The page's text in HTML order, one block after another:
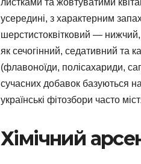
усередині, з характерним
шерстистоквітковий —
як сечогінний, седативний та
(флавоноїди, полісахариди,
сучасних добавок базуються
українські фітозбори часто
Хімічний